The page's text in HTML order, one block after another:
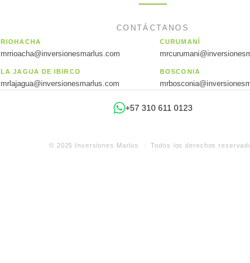
CONTÁCTANOS
RIOHACHA
mrrioacha@inversionesmarlus.com
CURUMANÍ
LA JAGUA DE IBIRCO
mrlajagua@inversionesmarlus.com
BOSCONIA
+57 310 611 0123
© 2025 Inversiones Marlus · Todos los derechos